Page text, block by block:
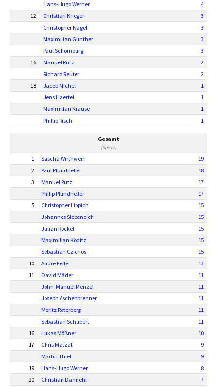
Hans-Hugo Werner
4
12
Christian Krieger
3
Christopher Nagel
3
Maximilian Günther
3
Paul Schomburg
3
16
Manuel Rutz
2
Richard Reuter
2
18
Jacob Michel
1
Jens Haertel
1
Maximilian Krause
1
Phillip Risch
1
Gesamt
(Spiele)
1 Sascha Wirthwein
19
2
Paul Pfundheller
18
3
Manuel Rutz
17
Philip Pfundheller
17
5
Christopher Lippich
15
Johannes Siebeneich
15
Julian Rockel
15
Maximilian Köditz
15
Sebastian Czichos
15
10
Andre Feller
13
11
David Mäder
11
John-Manuel Menzel
11
Joseph Aschenbrenner
11
Moritz Roterberg
11
Sebastian Schubert
11
16
Lukas Mößner
10
17
Chris Matzat
9
Martin Thiel
9
19
Hans-Hugo Werner
8
20
Christian Dannehl
7